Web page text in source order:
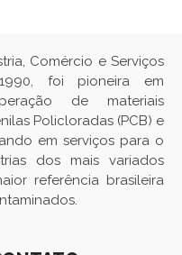
Comércio e Serviços
foi pioneira em
de materiais
Policloradas (PCB) e
em serviços para o
dos mais variados
referência brasileira